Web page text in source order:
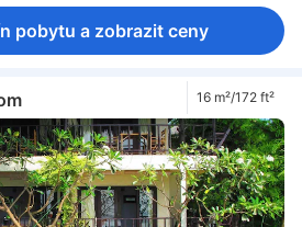
pobytu a zobrazit ceny
16 m²/172 ft²